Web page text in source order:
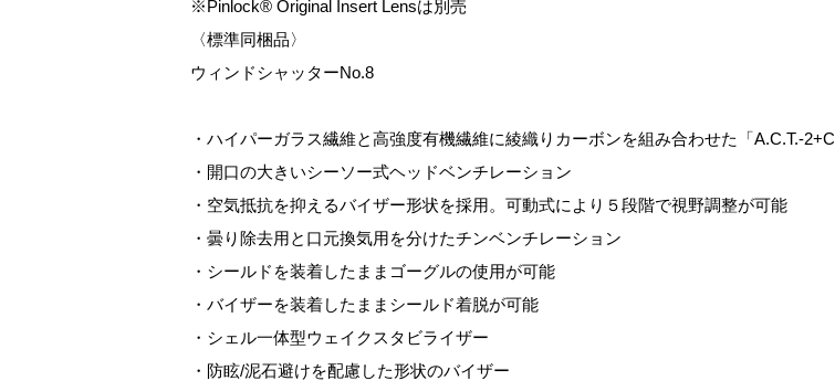
※Pinlock® Original Insert Lensは別売
〈標準同梱品〉
ウィンドシャッターNo.8
・ハイパーガラス繊維と高強度有機繊維に綾織りカーボンを組み合わせた「A.C.T.-2+C
・開口の大きいシーソー式ヘッドベンチレーション
・空気抵抗を抑えるバイザー形状を採用。可動式により５段階で視野調整が可能
・曇り除去用と口元換気用を分けたチンベンチレーション
・シールドを装着したままゴーグルの使用が可能
・バイザーを装着したままシールド着脱が可能
・シェル一体型ウェイクスタビライザー
・防眩/泥石避けを配慮した形状のバイザー